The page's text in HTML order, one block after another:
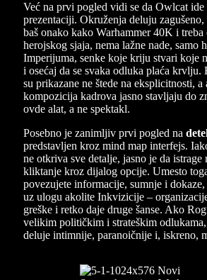
Već na prvi pogled vidi se da Owlcat ide
prezentaciji. Okruženja deluju
baš onako kako Warhammer 40K i treba
herojskog sjaja, nema lažne nade, samo
Imperijuma, senke koje kriju stvari koje
i osećaj da se svaka odluka plaća krvlju.
su prikazane ne štede na eksplicitnosti, a
kompozicija kadrova jasno stavljaju do
ovde alat, a ne spektakl.
Posebno je zanimljiv prvi pogled na
predstavljen kroz mind map interfejs.
ne otkriva sve detalje, jasno je da istrage
kliktanje kroz dijalog opcije. Umesto
povezujete informacije, sumnje i dokaze,
uz ulogu akolite Inkvizicije –
greške i retko daje druge šanse. Ako
velikim političkim i strateškim
deluje intimnije, paranoičnije i, iskreno,